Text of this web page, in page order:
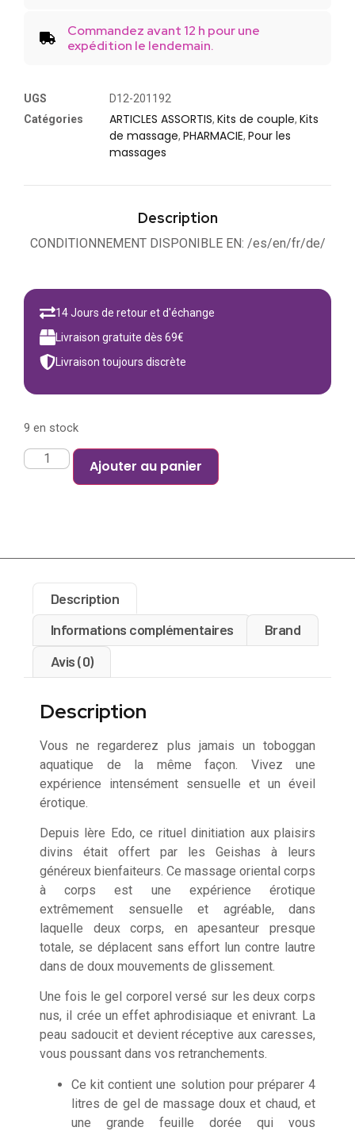
Commandez avant 12 h pour une
expédition le lendemain.
UGS
D12-201192
Catégories
ARTICLES ASSORTIS, Kits de couple, Kits
de massage, PHARMACIE, Pour les
massages
Description
CONDITIONNEMENT DISPONIBLE EN: /es/en/fr/de/
14 Jours de retour et d'échange
Livraison gratuite dès 69€
Livraison toujours discrète
9 en stock
Ajouter au panier
Description
Informations complémentaires
Brand
Avis (0)
Description
Vous ne regarderez plus jamais un toboggan
aquatique de la même façon. Vivez une
expérience intensément sensuelle et un éveil
érotique.
Depuis lère Edo, ce rituel dinitiation aux plaisirs
divins était offert par les Geishas à leurs
généreux bienfaiteurs. Ce massage oriental corps
à corps est une expérience érotique
extrêmement sensuelle et agréable, dans
laquelle deux corps, en apesanteur presque
totale, se déplacent sans effort lun contre lautre
dans de doux mouvements de glissement.
Une fois le gel corporel versé sur les deux corps
nus, il crée un effet aphrodisiaque et enivrant. La
peau sadoucit et devient réceptive aux caresses,
vous poussant dans vos retranchements.
Ce kit contient une solution pour préparer 4
litres de gel de massage doux et chaud, et
une grande feuille dorée qui vous